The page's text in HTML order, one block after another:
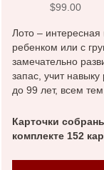
$99.00
Лото –
ребенком или с
замечательно
запас, учит
до 99 лет, всем
Карточки
комплекте 152